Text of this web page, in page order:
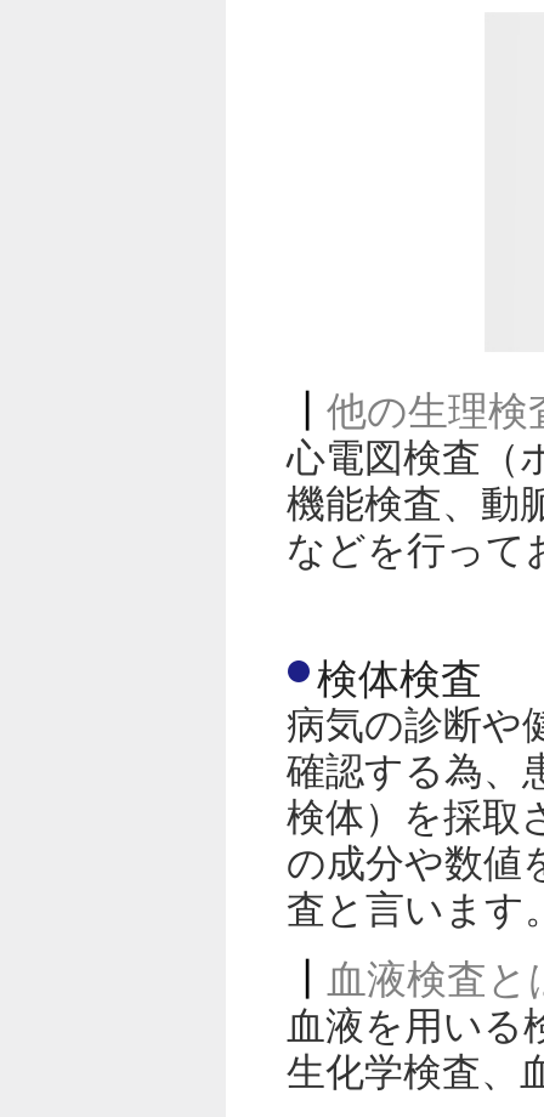
他の生理検
心電図検査（
機能検査、動
などを行って
検体検査
病気の診断や
確認する為、
検体）を採取
の成分や数値
査と言います
血液検査と
血液を用いる
生化学検査、